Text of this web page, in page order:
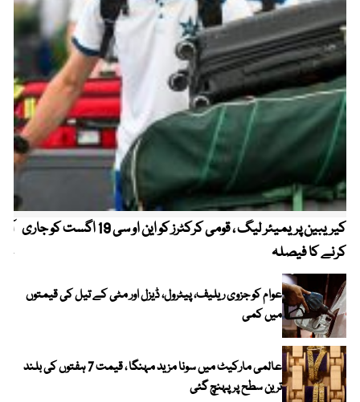
کیریبین پریمیئر لیگ ، قومی کرکٹرز کو این او سی 19 اگست کو جاری
کرنے کا فیصلہ
عوام کو جزوی ریلیف، پیٹرول، ڈیزل اور مٹی کے تیل کی قیمتوں
میں کمی
عالمی مارکیٹ میں سونا مزید مہنگا ، قیمت 7 ہفتوں کی بلند
ترین سطح پر پہنچ گئی